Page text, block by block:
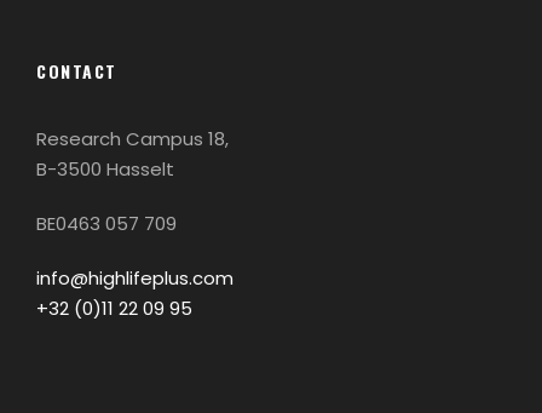
CONTACT
Research Campus 18,
B-3500 Hasselt
BE0463 057 709
info@highlifeplus.com
+32 (0)11 22 09 95